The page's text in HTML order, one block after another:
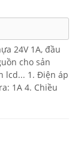
24V 1A, đầu
cho sản
lcd... 1. Điện áp
1A 4. Chiều